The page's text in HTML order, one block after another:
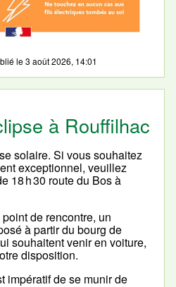
le3 août 2026, 14:01
à Rouffilhac
solaire. Si vous souhaitez
exceptionnel, veuillez
18 h 30 route du Bos à
de rencontre, un
à partir du bourg de
souhaitent venir en voiture,
disposition.
impératif de se munir de